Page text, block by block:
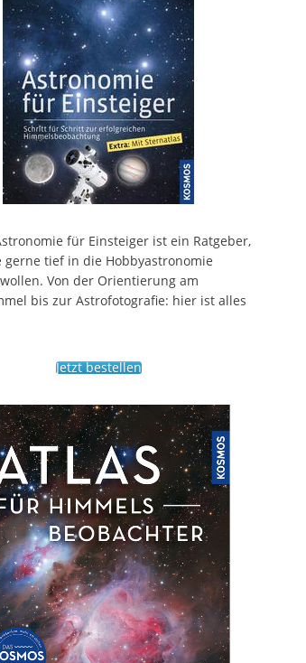
für Einsteiger ist ein Ratgeber,
gerne tief in die Hobbyastronomie
Von der Orientierung am
bis zur Astrofotografie: hier ist alles
Jetzt bestellen